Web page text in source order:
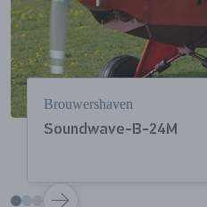
Soundwave-B-24M
Brouwershaven